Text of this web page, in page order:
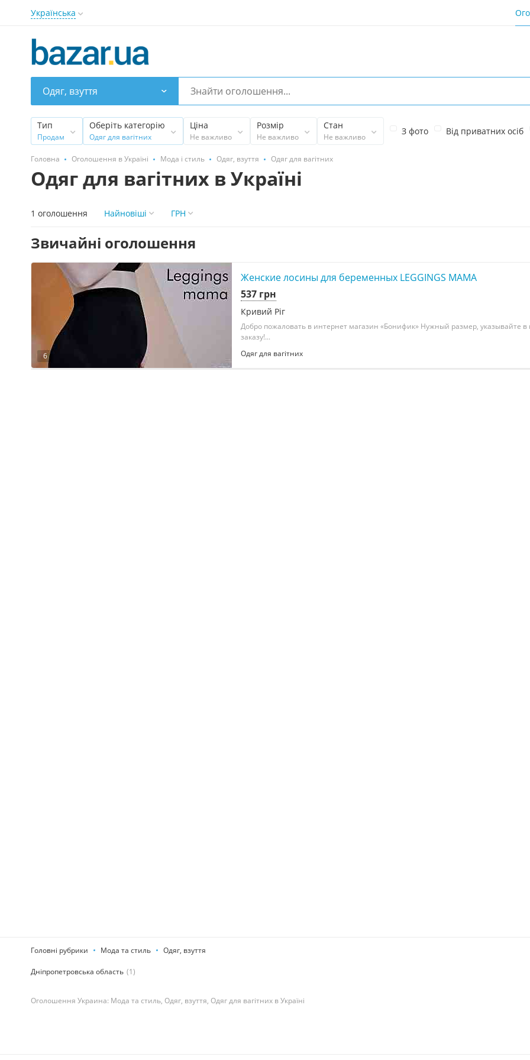
Українська
Одяг, взуття
Тип
Продам
Оберіть категорію
Одяг для вагітних
Ціна
Не важливо
Розмір
Не важливо
Стан
Не важливо
З фото Від приватних осіб
Головна Оголошення в Україні Мода і стиль Одяг, взуття Одяг для вагітних
Одяг для вагітних в Україні
1 оголошення Найновіші ГРН
Звичайні оголошення
6
Женские лосины для беременных LEGGINGS MAMA
537 грн
Кривий Ріг
Добро пожаловать в интернет магазин «Бонифик» Нужный размер, указывайте в
заказу!...
Одяг для вагітних
Головні рубрики Мода та стиль Одяг, взуття
Дніпропетровська область (1)
Оголошення Украина: Мода та стиль, Одяг, взуття, Одяг для вагітних в Україні